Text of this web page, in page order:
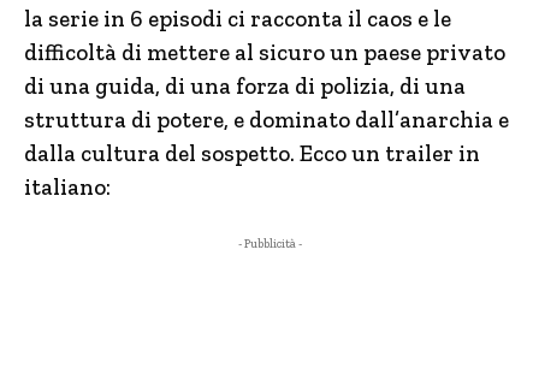
la serie in 6 episodi ci racconta il caos e le
difficoltà di mettere al sicuro un paese privato
di una guida, di una forza di polizia, di una
struttura di potere, e dominato dall’anarchia e
dalla cultura del sospetto. Ecco un trailer in
italiano:
- Pubblicità -